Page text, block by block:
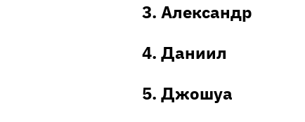
3. Александр
4. Даниил
5. Джошуа